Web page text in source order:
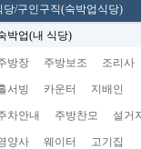
당/구인구직(숙박업식당)
박업(내 식당)
방장 주방보조 조리사
서빙 카운터 지배인
차안내 주방찬모 설거지
양사 웨이터 고기집